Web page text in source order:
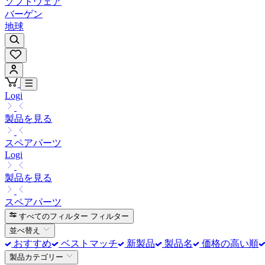
バーゲン
地球
Logi
製品を見る
スペアパーツ
Logi
製品を見る
スペアパーツ
すべてのフィルター フィルター
並べ替え
おすすめ ベストマッチ 新製品 製品名 価格の高い順
製品カテゴリー